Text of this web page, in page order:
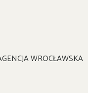
WROCŁAWSKA